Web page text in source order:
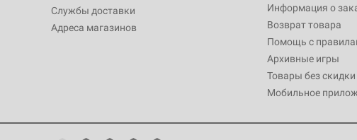
Службы доставки
Адреса магазинов
Информация о
Возврат товара
Помощь с
Архивные игры
Товары без скидки
Мобильное